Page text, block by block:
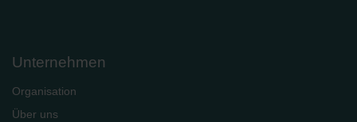
Unternehmen
Organisation
Über uns